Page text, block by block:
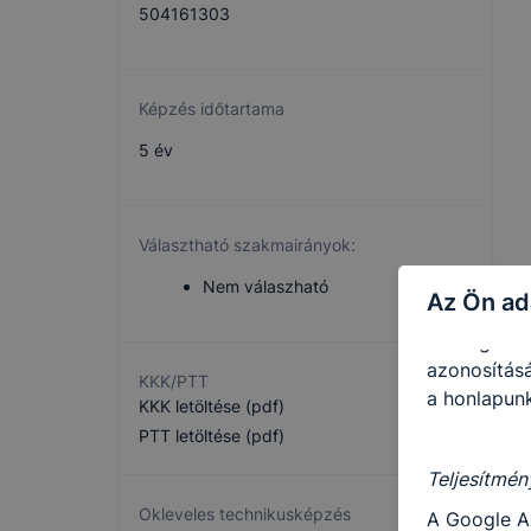
504161303
Képzés időtartama
5 év
Választható szakmairányok:
Nem válaszható
KKK/PTT
KKK letöltése (pdf)
PTT letöltése (pdf)
Okleveles technikusképzés
Az Ön
cookie-k
Ezen
A
Ezen
a
A Google